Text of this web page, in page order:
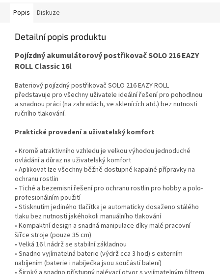
Popis Diskuze
Detailní popis produktu
Pojízdný akumulátorový postřikovač SOLO 216 EAZY
ROLL Classic 16l
Bateriový pojízdný postřikovač SOLO 216 EAZY ROLL
představuje pro všechny uživatele ideální řešení pro pohodlnou
a snadnou práci (na zahradách, ve sklenících atd.) bez nutnosti
ručního tlakování.
Praktické provedení a uživatelský komfort
• Kromě atraktivního vzhledu je velkou výhodou jednoduché
ovládání a důraz na uživatelský komfort
• Aplikovat lze všechny běžně dostupné kapalné přípravky na
ochranu rostlin
• Tiché a bezemisní řešení pro ochranu rostlin pro hobby a polo-
profesionálním použití
• Stisknutím jediného tlačítka je automaticky dosaženo stálého
tlaku bez nutnosti jakéhokoli manuálního tlakování
• Kompaktní design a snadná manipulace díky malé pracovní
šířce stroje (pouze 35 cm)
• Velká 16 l nádrž se stabilní základnou
• Snadno vyjímatelná baterie (výdrž cca 3 hod) s externím
nabíjením (baterie i nabíječka jsou součástí balení)